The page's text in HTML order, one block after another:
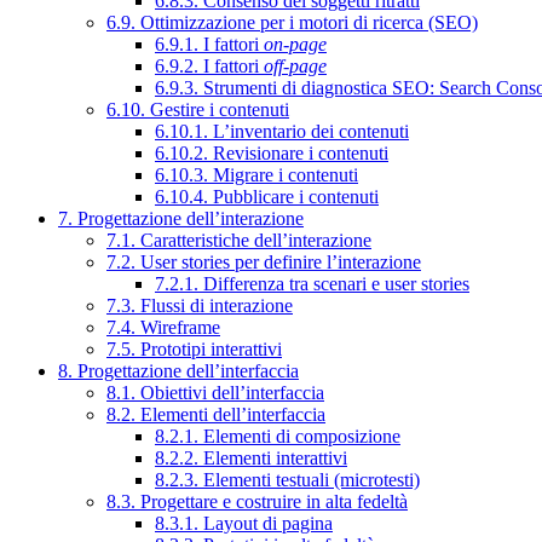
6.9. Ottimizzazione per i motori di ricerca (SEO)
6.9.1. I fattori on-page
6.9.2. I fattori off-page
6.9.3. Strumenti di diagnostica SEO: Search
6.10. Gestire i contenuti
6.10.1. L’inventario dei contenuti
6.10.2. Revisionare i contenuti
6.10.3. Migrare i contenuti
6.10.4. Pubblicare i contenuti
7. Progettazione dell’interazione
7.1. Caratteristiche dell’interazione
7.2. User stories per definire l’interazione
7.2.1. Differenza tra scenari e user stories
7.3. Flussi di interazione
7.4. Wireframe
7.5. Prototipi interattivi
8. Progettazione dell’interfaccia
8.1. Obiettivi dell’interfaccia
8.2. Elementi dell’interfaccia
8.2.1. Elementi di composizione
8.2.2. Elementi interattivi
8.2.3. Elementi testuali (microtesti)
8.3. Progettare e costruire in alta fedeltà
8.3.1. Layout di pagina